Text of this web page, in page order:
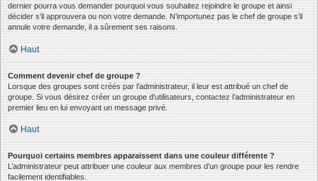
dernier pourra vous demander pourquoi vous souhaitez rejoindre le groupe et ainsi
décider s’il approuvera ou non votre demande. N’importunez pas le chef de groupe s’il
annule votre demande, il a sûrement ses raisons.
Haut
Comment devenir chef de groupe ?
Lorsque des groupes sont créés par l’administrateur, il leur est attribué un chef de
groupe. Si vous désirez créer un groupe d’utilisateurs, contactez l’administrateur en
premier lieu en lui envoyant un message privé.
Haut
Pourquoi certains membres apparaissent dans une couleur différente ?
L’administrateur peut attribuer une couleur aux membres d’un groupe pour les rendre
facilement identifiables.